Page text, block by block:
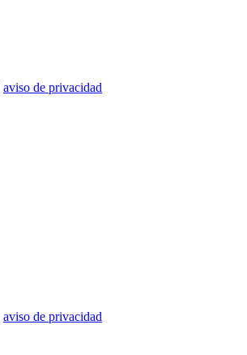
aviso de privacidad
aviso de privacidad